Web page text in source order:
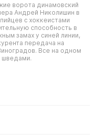
ворота динамовский
Андрей Николишин в
с хоккеистами
способность в
замах у синей линии,
передача на
Все на одном
шведами.